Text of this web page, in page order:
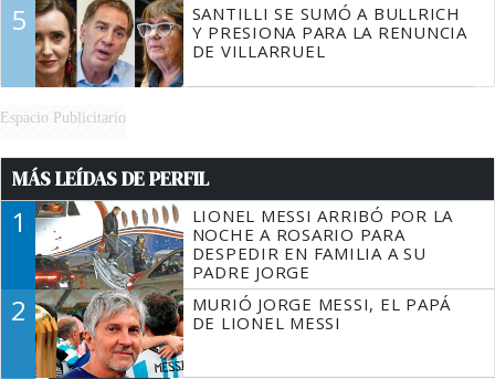
5
SANTILLI SE SUMÓ A BULLRICH
Y PRESIONA PARA LA RENUNCIA
DE VILLARRUEL
Espacio Publicitario
MÁS LEÍDAS DE PERFIL
1
LIONEL MESSI ARRIBÓ POR LA
NOCHE A ROSARIO PARA
DESPEDIR EN FAMILIA A SU
PADRE JORGE
2
MURIÓ JORGE MESSI, EL PAPÁ
DE LIONEL MESSI